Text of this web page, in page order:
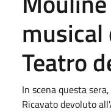
musical
Teatro
In scena questa
Ricavato devoluto